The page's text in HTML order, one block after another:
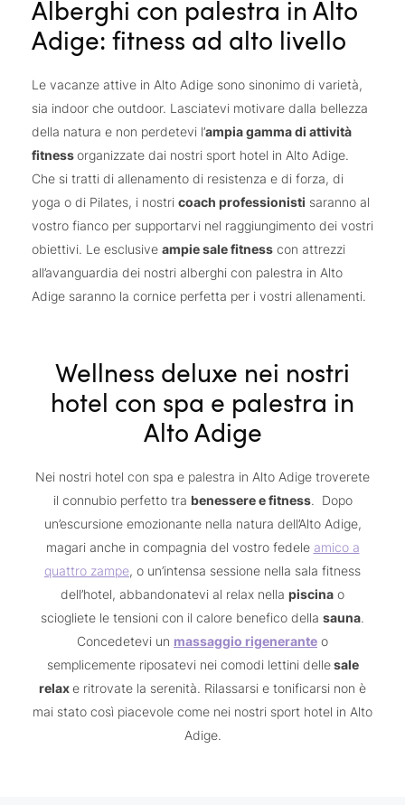
Alberghi con palestra in Alto
Adige: fitness ad alto livello
Le vacanze attive in Alto Adige sono sinonimo di varietà,
sia indoor che outdoor. Lasciatevi motivare dalla bellezza
della natura e non perdetevi l’ampia gamma di attività
fitnessorganizzate dai nostri sport hotel in Alto Adige.
Che si tratti di allenamento di resistenza e di forza, di
yoga o di Pilates, i nostri coach professionisti saranno al
vostro fianco per supportarvi nel raggiungimento dei vostri
obiettivi. Le esclusive ampie sale fitness con attrezzi
all’avanguardia dei nostri alberghi con palestra in Alto
Adige saranno la cornice perfetta per i vostri allenamenti.
Wellness deluxe nei nostri
hotel con spa e palestra in
Alto Adige
Nei nostri hotel con spa e palestra in Alto Adige troverete
il connubio perfetto tra benessere e fitness. Dopo
un’escursione emozionante nella natura dell’Alto Adige,
magari anche in compagnia del vostro fedele amico a
quattro zampe, o un’intensa sessione nella sala fitness
dell’hotel, abbandonatevi al relax nella piscina o
sciogliete le tensioni con il calore benefico della sauna.
Concedetevi un massaggio rigenerante o
semplicemente riposatevi nei comodi lettini dellesale
relaxe ritrovate la serenità. Rilassarsi e tonificarsi non è
mai stato così piacevole come nei nostri sport hotel in Alto
Adige.